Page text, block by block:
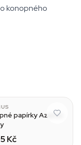
konopného
papírky Azarius
Kč